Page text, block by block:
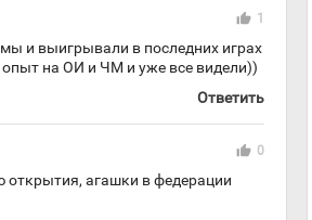
thumb_up 1
и выигрывали в последних играх
на ОИ и ЧМ и уже все видели))
Ответить
thumb_up 0
открытия, агашки в федерации